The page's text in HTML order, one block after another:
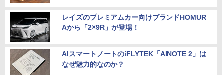
レイズのプレミアムカー向けブランドHOMUR
Aから「2×9R」が登場！
AIスマートノートのiFLYTEK「AINOTE 2」は
なぜ魅力的なのか？